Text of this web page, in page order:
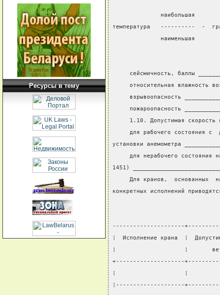
Ресурсы в тему
наибольшая
температура   ----------  -
наименьшая
сейсмичность, баллы
относительная влажность
взрывоопасность
пожароопасность
1.10. Допустимая скорость
для рабочего состояния с
установки анемометра
для нерабочего состояния
1451)
Для кранов,  основанных
конкретных исполнений
---------------------
¦  Исполнение крана  ¦
¦                    ¦
+--------------------
¦                    ¦
¦--------------------